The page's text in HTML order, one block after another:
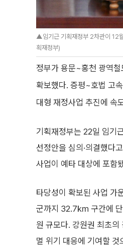
▲임기근 기획재정부 2차관이 12
획재정부)
정부가 용문~홍천 광역
확보했다. 증평~호법 고
대형 재정사업 추진에 속
기획재정부는 22일 임기
선정안을 심의·의결했다
사업이 예타 대상에 포함
타당성이 확보된 사업 가
군까지 32.7㎞ 구간에 단
원 규모다. 강원권 최초
멸 위기 대응에 기여할 것